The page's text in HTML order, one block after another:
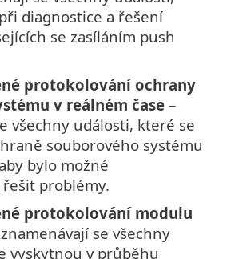
diagnostice a řešení
se zasíláním push
protokolování ochrany
v reálném čase –
všechny události, které se
souborového systému
bylo možné
problémy.
protokolování modulu
se všechny
vyskytnou v průběhu